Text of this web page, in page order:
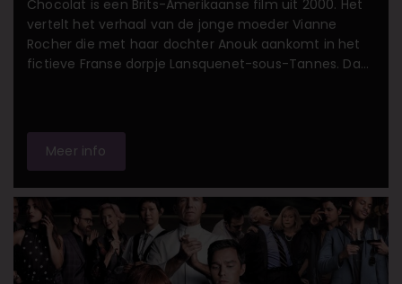
Chocolat is een Brits-Amerikaanse film uit 2000. Het
vertelt het verhaal van de jonge moeder Vianne
Rocher die met haar dochter Anouk aankomt in het
fictieve Franse dorpje Lansquenet-sous-Tannes. Daar
Meer info